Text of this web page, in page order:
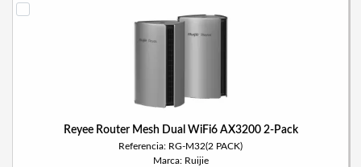
Reyee Router Mesh Dual WiFi6 AX3200 2-Pack
Referencia: RG-M32(2 PACK)
Marca: Ruijie